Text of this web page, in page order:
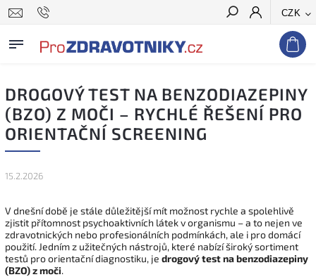
CZK
Hledat
DROGOVÝ TEST NA BENZODIAZEPINY
(BZO) Z MOČI – RYCHLÉ ŘEŠENÍ PRO
ORIENTAČNÍ SCREENING
15.2.2026
V dnešní době je stále důležitější mít možnost rychle a spolehlivě
zjistit přítomnost psychoaktivních látek v organismu – a to nejen ve
zdravotnických nebo profesionálních podmínkách, ale i pro domácí
použití. Jedním z užitečných nástrojů, které nabízí široký sortiment
testů pro orientační diagnostiku, je drogový test na benzodiazepiny
(BZO) z moči.